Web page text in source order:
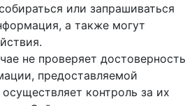
или запрашиваться
а также могут
не проверяет достоверность
предоставляемой
контроль за их